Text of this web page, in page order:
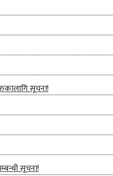
सूचना!
सूचना!